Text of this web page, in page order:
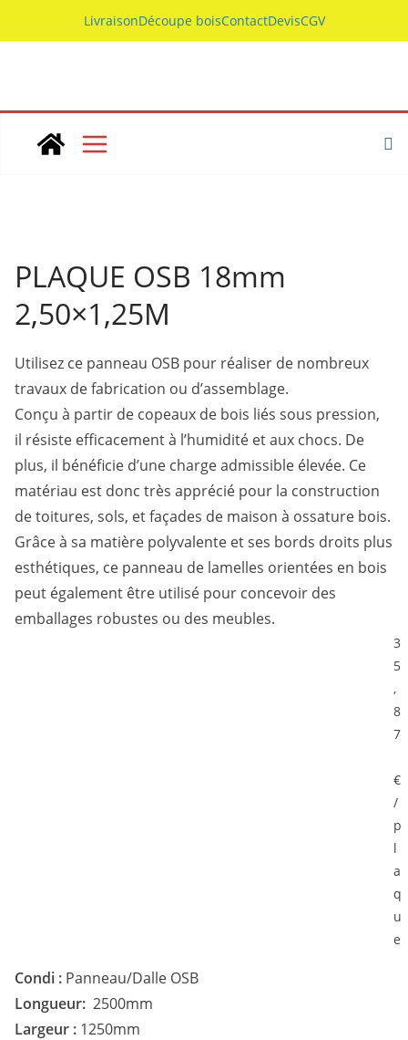
to
LivraisonDécoupe boisContactDevisCGV
PLAQUE OSB 18mm
2,50×1,25M
Utilisez ce panneau OSB pour réaliser de nombreux
travaux de fabrication ou d’assemblage.
Conçu à partir de copeaux de bois liés sous pression,
il résiste efficacement à l’humidité et aux chocs. De
plus, il bénéficie d’une charge admissible élevée. Ce
matériau est donc très apprécié pour la construction
de toitures, sols, et façades de maison à ossature bois.
Grâce à sa matière polyvalente et ses bords droits plus
esthétiques, ce panneau de lamelles orientées en bois
peut également être utilisé pour concevoir des
emballages robustes ou des meubles.
3
5
,
8
7
€
/
p
l
a
q
u
e
Condi : Panneau/Dalle OSB
Longueur: 2500mm
Largeur : 1250mm